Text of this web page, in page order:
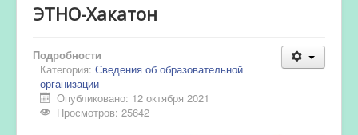
ЭТНО-Хакатон
Подробности
Категория: Сведения об образовательной
организации
Опубликовано: 12 октября 2021
Просмотров: 25642